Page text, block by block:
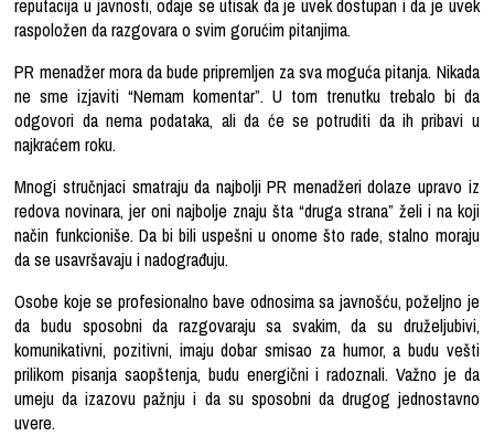
reputacija u javnosti, odaje se utisak da je uvek dostupan i da je uvek
raspoložen da razgovara o svim gorućim pitanjima.
PR menadžer mora da bude pripremljen za sva moguća pitanja. Nikada
ne sme izjaviti “Nemam komentar”. U tom trenutku trebalo bi da
odgovori da nema podataka, ali da će se potruditi da ih pribavi u
najkraćem roku.
Mnogi stručnjaci smatraju da najbolji PR menadžeridolaze upravo iz
redova novinara, jer oni najbolje znaju šta “druga strana” želi i na koji
način funkcioniše. Da bi bili uspešni u onome što rade, stalno moraju
da se usavršavaju i nadograđuju.
Osobe koje se profesionalno bave odnosima sa javnošću, poželjno je
da budu sposobni da razgovaraju sa svakim, da su druželjubivi,
komunikativni, pozitivni, imaju dobar smisao za humor,a budu vešti
prilikompisanja saopštenja, budu energični i radoznali. Važno je da
umeju da izazovu pažnju i da su sposobni da drugog jednostavno
uvere.